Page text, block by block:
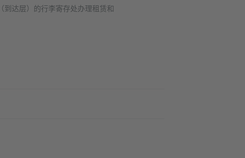
到达层）的行李寄存处办理租赁和